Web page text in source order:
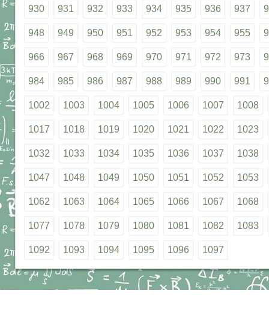
930 931 932 933 934 935 936 937
948 949 950 951 952 953 954 955
966 967 968 969 970 971 972 973
984 985 986 987 988 989 990 991
1002 1003 1004 1005 1006 1007 1008
1017 1018 1019 1020 1021 1022 1023
1032 1033 1034 1035 1036 1037 1038
1047 1048 1049 1050 1051 1052 1053
1062 1063 1064 1065 1066 1067 1068
1077 1078 1079 1080 1081 1082 1083
1092 1093 1094 1095 1096 1097